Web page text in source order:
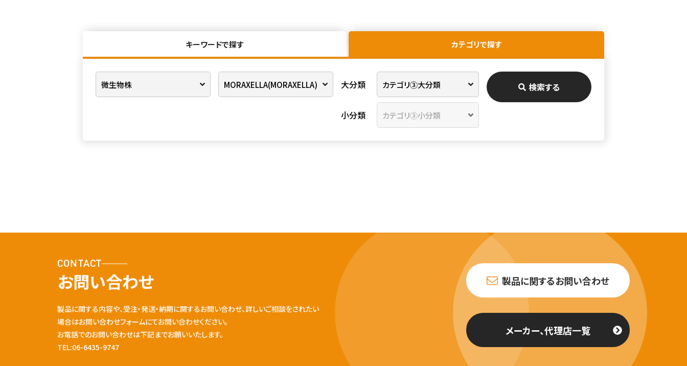
キーワードで探す カテゴリで探す
大分類
小分類
検索する
CONTACT
お問い合わせ
製品に関する内容や、受注・発送・納期に関するお問い合わせ、詳しいご相談をされたい
場合はお問い合わせフォームにてお問い合わせください。
お電話でのお問い合わせは下記までお願いいたします。
TEL:06-6435-9747
製品に関するお問い合わせ
メーカー、代理店一覧